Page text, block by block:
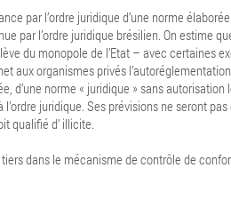
par l’ordre juridique d’une norme
par l’ordre juridique brésilien. On estime
du monopole de l’Etat – avec certaines
aux organismes privés
d’une norme « juridique » sans autorisation
juridique. Ses prévisions ne seront
qualifié d’ illicite.
dans le mécanisme de contrôle de